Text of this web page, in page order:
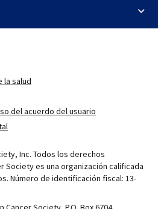
la salud
del acuerdo del usuario
Inc. Todos los derechos
Society es una organización calificada
Número de identificación fiscal: 13-